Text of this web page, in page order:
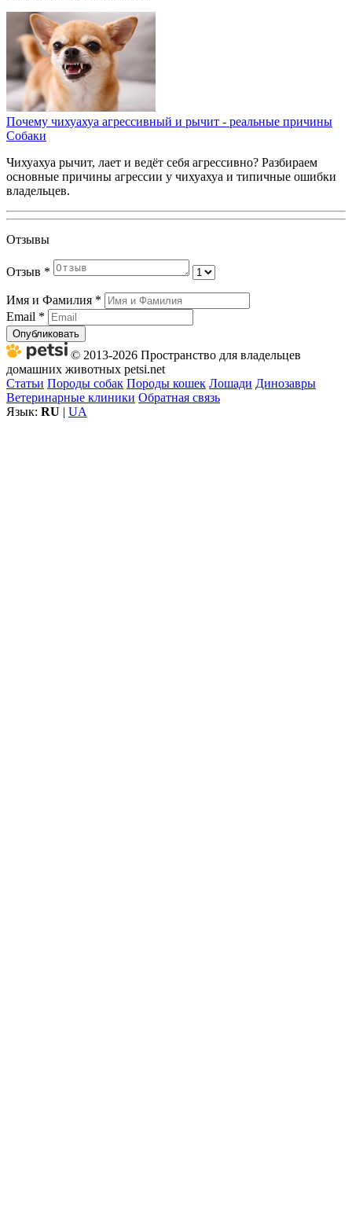
Почему чихуахуа агрессивный и рычит - реальные причины
Собаки
Чихуахуа рычит, лает и ведёт себя агрессивно? Разбираем
основные причины агрессии у чихуахуа и типичные ошибки
владельцев.
Отзывы
Отзыв *
Имя и Фамилия *
Email *
Опубликовать
© 2013-2026 Пространство для владельцев
домашних животных petsi.net
Статьи Породы собак Породы кошек Лошади Динозавры
Ветеринарные клиники Обратная связь
Язык: RU | UA